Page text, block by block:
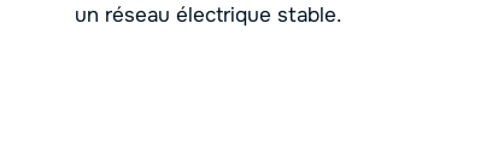
un réseau électrique stable.